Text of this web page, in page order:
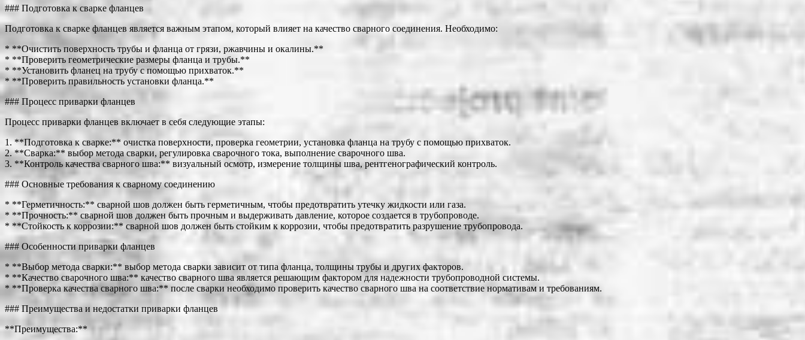
### Подготовка к сварке фланцев
Подготовка к сварке фланцев является важным этапом, который влияет на качество сварного соединения. Необходимо:
* **Очистить поверхность трубы и фланца от грязи, ржавчины и окалины.**
* **Проверить геометрические размеры фланца и трубы.**
* **Установить фланец на трубу с помощью прихваток.**
* **Проверить правильность установки фланца.**
### Процесс приварки фланцев
Процесс приварки фланцев включает в себя следующие этапы:
1. **Подготовка к сварке:** очистка поверхности, проверка геометрии, установка фланца на трубу с помощью прихваток.
2. **Сварка:** выбор метода сварки, регулировка сварочного тока, выполнение сварочного шва.
3. **Контроль качества сварного шва:** визуальный осмотр, измерение толщины шва, рентгенографический контроль.
### Основные требования к сварному соединению
* **Герметичность:** сварной шов должен быть герметичным, чтобы предотвратить утечку жидкости или газа.
* **Прочность:** сварной шов должен быть прочным и выдерживать давление, которое создается в трубопроводе.
* **Стойкость к коррозии:** сварной шов должен быть стойким к коррозии, чтобы предотвратить разрушение трубопровода.
### Особенности приварки фланцев
* **Выбор метода сварки:** выбор метода сварки зависит от типа фланца, толщины трубы и других факторов.
* **Качество сварочного шва:** качество сварного шва является решающим фактором для надежности трубопроводной системы.
* **Проверка качества сварного шва:** после сварки необходимо проверить качество сварного шва на соответствие нормативам и требованиям.
### Преимущества и недостатки приварки фланцев
**Преимущества:**